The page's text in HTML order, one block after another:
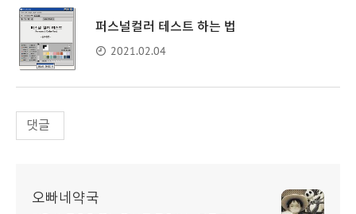
퍼스널컬러 테스트 하는 법
2021.02.04
댓글
오빠네약국